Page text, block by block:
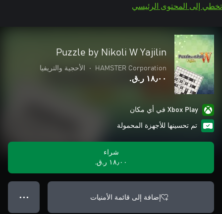
تخطي إلى المحتوى الرئيسي
Puzzle by Nikoli W Yajilin
HAMSTER Corporation
• الأحجية والتريفيا
١٨٫٠٠ ر.ق.‏
Xbox Play في أي مكان
تم تحسينها للأجهزة المحمولة
شراء
١٨٫٠٠ ر.ق.‏
إضافة إلى قائمة الأمنيات ● ● ●